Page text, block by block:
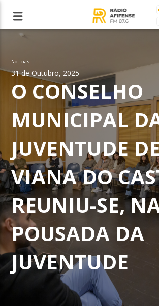
Notícias
31 de Outubro, 2025
O CONSELHO
MUNICIPAL
JUVENTUDE
VIANA DO
REUNIU-SE,
POUSADA DA
JUVENTUDE